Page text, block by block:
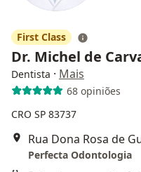
First Class
Dr. Michel de
Dentista · Mais
68 opiniões
CRO SP 83737
Rua Dona Rosa de
Perfecta Odontologia